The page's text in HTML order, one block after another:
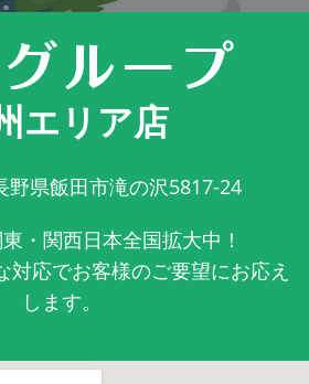
エリア店
野県飯田市滝の沢5817-24
・関西日本全国拡大中！
対応でお客様のご要望にお応え
します。